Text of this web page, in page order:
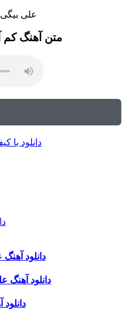
متن آهنگ کم
دانلود با
دانلود
دانلود